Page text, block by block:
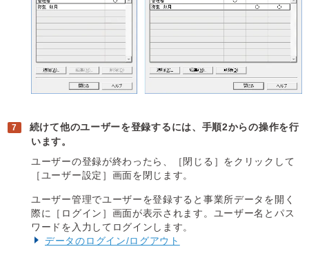
続けて他のユーザーを登録するには、手順2からの操作を行
います。
ユーザーの登録が終わったら、［閉じる］をクリックして
［ユーザー設定］画面を閉じます。
ユーザー管理でユーザーを登録すると事業所データを開く
際に［ログイン］画面が表示されます。ユーザー名とパス
ワードを入力してログインします。
データのログイン/ログアウト